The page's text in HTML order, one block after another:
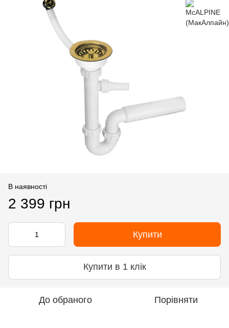
В наявності
2 399 грн
Купити
Купити в 1 клік
До обраного Порівняти